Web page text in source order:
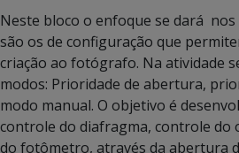
Neste bloco o enfoque se dará
são os de configuração que
criação ao fotógrafo. Na atividade
modos: Prioridade de abertura,
modo manual. O objetivo é
controle do diafragma, controle do
do fotômetro, através da abertura